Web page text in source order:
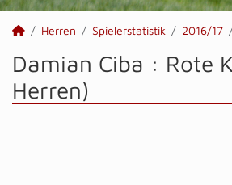
Herren Spielerstatistik 2016/17
Damian Ciba : Rote
Herren)